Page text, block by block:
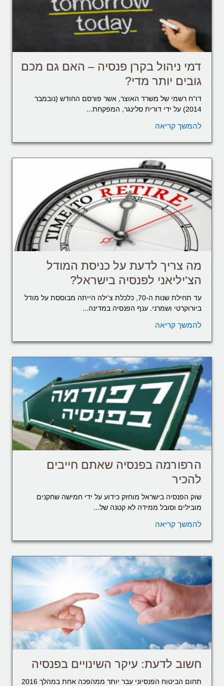
דמי ניהול בקרן פנסיה – האם גם מכם
גובים יותר מדי?
דו"ח רשמי של משרד האוצר, אשר פורסם החודש (נובמבר
2014) על ידי דורית סלינגר, המפקחת...
להמשך קריאה
מה צריך לדעת על כניסת המודל
הצ'יליאני לפנסיה בישראל?
עד תחילת שנות ה-70, כלכלת צ'ילה הייתה מבוססת על מודל
ביורוקרטי ושמרני. ענף הפנסיה במדינה...
להמשך קריאה
הרפורמה בפנסיה שאתם חייבים
להכיר
שוק הפנסיה בישראל מוחזק כידוע על ידי חמישה שחקנים
מובילים וסובל ממידה לא קטנה של...
להמשך קריאה
חשוב לדעת: עיקר השינויים בפנסיה
תחום הביטוח הפנסיוני עבר יותר ממהפכה אחת במהלך 2016